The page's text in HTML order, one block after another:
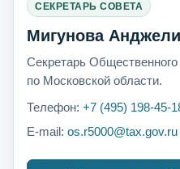
СЕКРЕТАРЬ СОВЕТА
Мигунова
Секретарь
по Московской области.
Телефон: +7 (495) 198-45-
E-mail: os.r5000@tax.gov.ru